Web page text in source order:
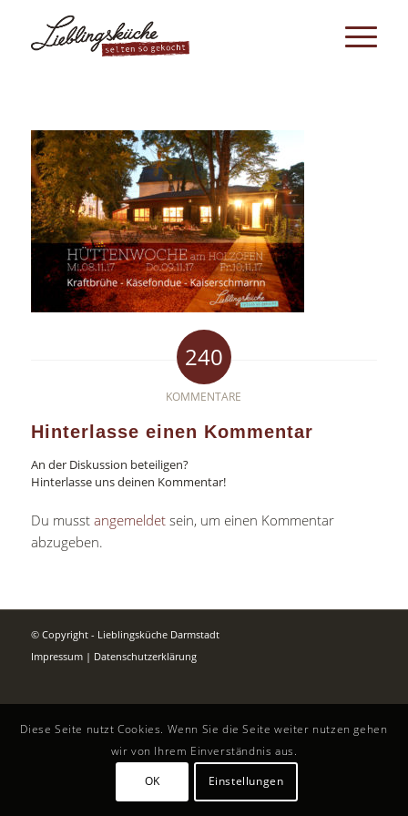
240
KOMMENTARE
Hinterlasse einen Kommentar
An der Diskussion beteiligen?
Hinterlasse uns deinen Kommentar!
Du musst angemeldetsein, um einen Kommentar
abzugeben.
© Copyright - Lieblingsküche Darmstadt
Impressum| Datenschutzerklärung
Diese Seite nutzt Cookies. Wenn Sie die Seite weiter nutzen gehen
wir von Ihrem Einverständnis aus.
OK
Einstellungen